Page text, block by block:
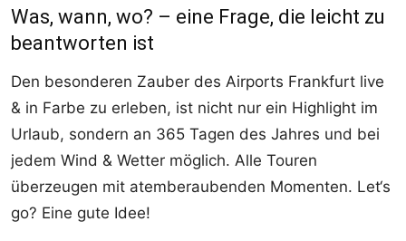
Was, wann, wo? – eine Frage, die leicht zu
beantworten ist
Den besonderen Zauber des Airports Frankfurt live
& in Farbe zu erleben, ist nicht nur ein Highlight im
Urlaub, sondern an 365 Tagen des Jahres und bei
jedem Wind & Wetter möglich. Alle Touren
überzeugen mit atemberaubenden Momenten. Let‘s
go? Eine gute Idee!